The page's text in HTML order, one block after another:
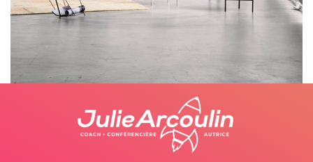
Decor
Rhoncus quisque sollicitudin